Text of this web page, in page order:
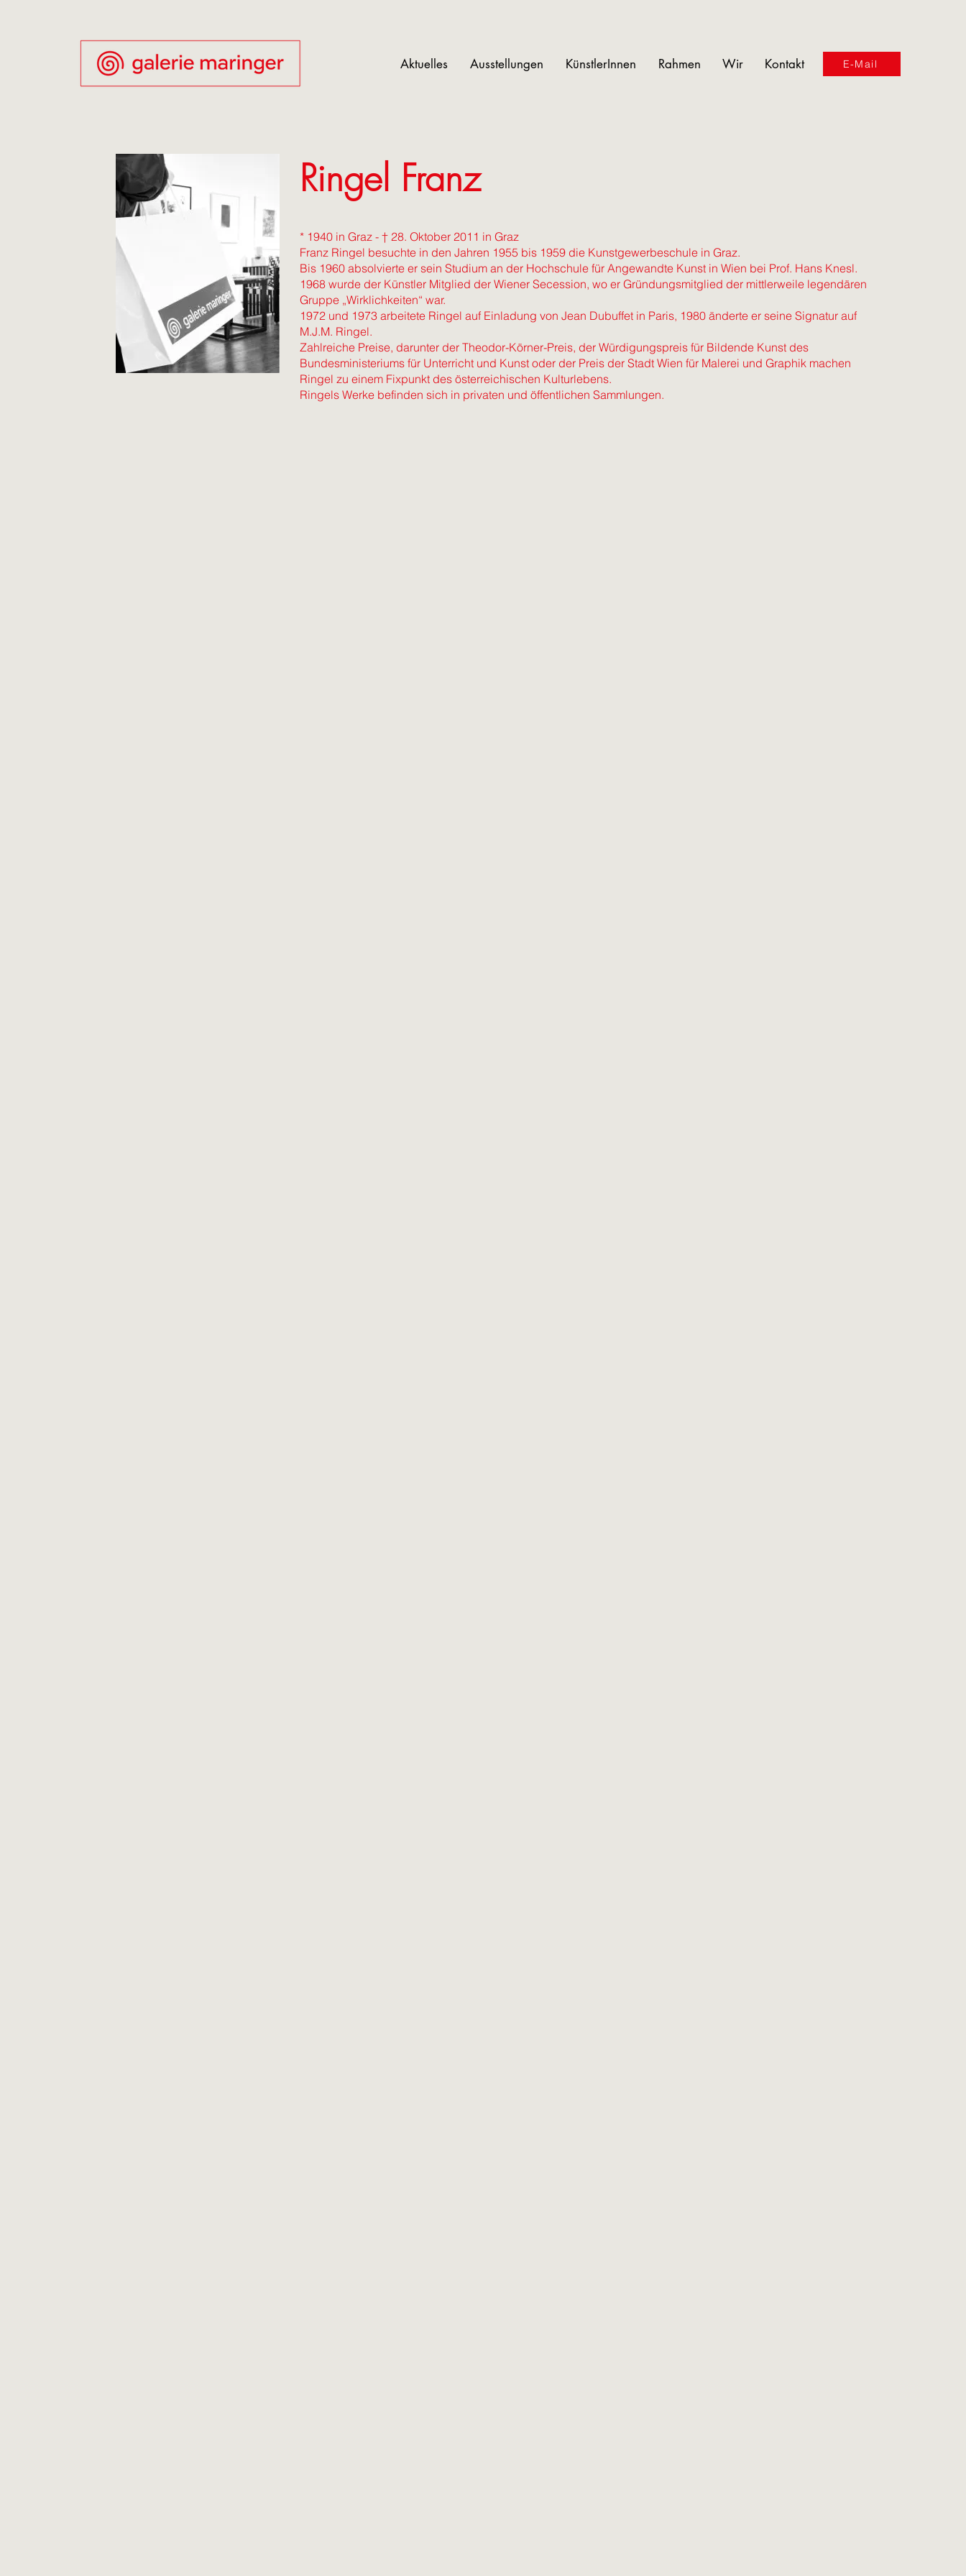
Aktuelles Ausstellungen KünstlerInnen Rahmen Wir Kontakt E-Mail
Ringel Franz
* 1940 in Graz - † 28. Oktober 2011 in Graz
Franz Ringel besuchte in den Jahren 1955 bis 1959 die Kunstgewerbeschule in Graz.
Bis 1960 absolvierte er sein Studium an der Hochschule für Angewandte Kunst in Wien bei Prof. Hans Knesl.
1968 wurde der Künstler Mitglied der Wiener Secession, wo er Gründungsmitglied der mittlerweile legendären
Gruppe „Wirklichkeiten“ war.
1972 und 1973 arbeitete Ringel auf Einladung von Jean Dubuffet in Paris, 1980 änderte er seine Signatur auf
M.J.M. Ringel.
Zahlreiche Preise, darunter der Theodor-Körner-Preis, der Würdigungspreis für Bildende Kunst des
Bundesministeriums für Unterricht und Kunst oder der Preis der Stadt Wien für Malerei und Graphik machen
Ringel zu einem Fixpunkt des österreichischen Kulturlebens.
Ringels Werke befinden sich in privaten und öffentlichen Sammlungen.